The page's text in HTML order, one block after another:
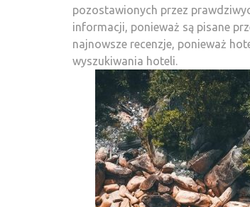
pozostawionych przez
informacji, ponieważ są pisane
najnowsze recenzje, ponieważ
wyszukiwania hoteli.